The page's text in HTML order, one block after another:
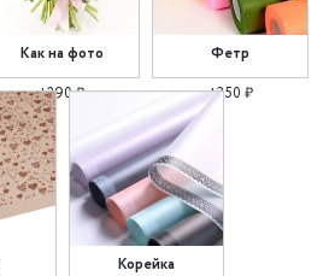
Как на фото
+290 ₽
Фетр
+350 ₽
Корейка